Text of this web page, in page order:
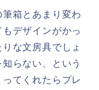
箱とあまり変わ
デザインがかっ
な文房具でしょ
らない、という
てくれたらプレ